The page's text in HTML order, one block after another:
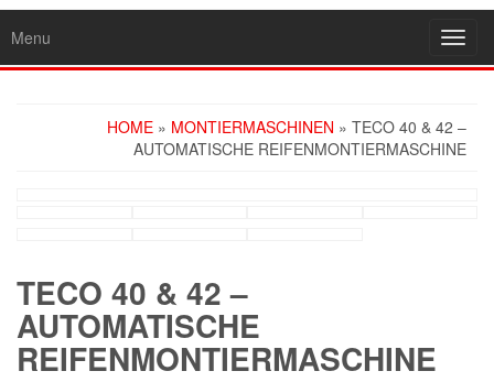
Menu
HOME » MONTIERMASCHINEN » TECO 40 & 42 –
AUTOMATISCHE REIFENMONTIERMASCHINE
TECO 40 & 42 –
AUTOMATISCHE
REIFENMONTIERMASCHINE